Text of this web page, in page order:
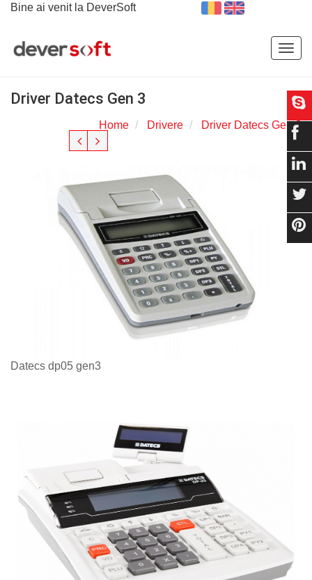
Bine ai venit la DeverSoft
Driver Datecs Gen 3
Home Drivere Driver Datecs Gen 3
Datecs dp05 gen3